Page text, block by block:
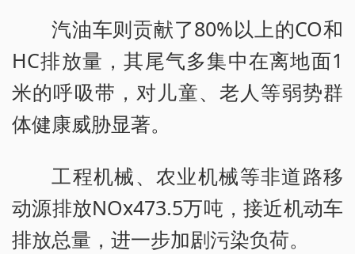
汽油车则贡献了80%以上的CO和
HC排放量，其尾气多集中在离地面1
米的呼吸带，对儿童、老人等弱势群
体健康威胁显著。
工程机械、农业机械等非道路移
动源排放NOx473.5万吨，接近机动车
排放总量，进一步加剧污染负荷。